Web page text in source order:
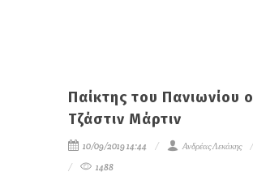
Παίκτης του Πανιωνίου ο
Τζάστιν Μάρτιν
10/09/2019 14:44
Ανδρέας Λεκάκης
1488